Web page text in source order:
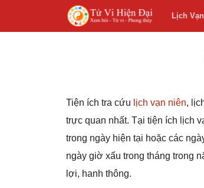
Lịch
Tiện ích tra cứu lịch vạn niên,
trực quan nhất. Tại tiện ích lịch
trong ngày hiện tại hoặc các
ngày giờ xấu trong tháng trong
lợi, hanh thông.